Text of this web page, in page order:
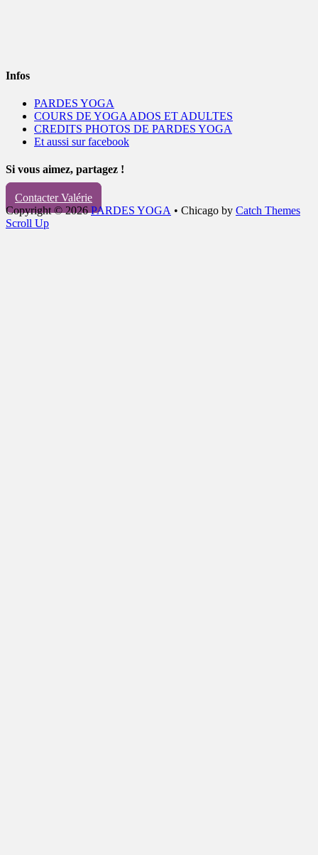
Infos
PARDES YOGA
COURS DE YOGA ADOS ET ADULTES
CREDITS PHOTOS DE PARDES YOGA
Et aussi sur facebook
Si vous aimez, partagez !
Contacter Valérie
Copyright © 2026PARDES YOGA • Chicago by Catch Themes
Scroll Up